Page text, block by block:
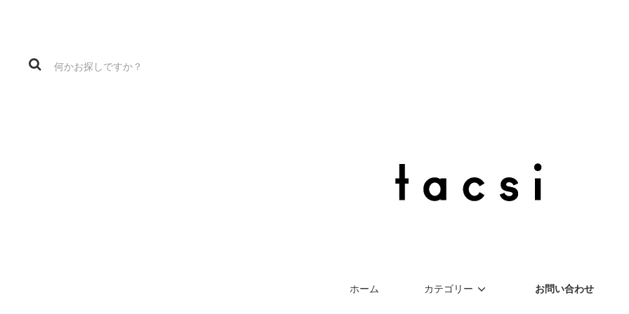
ホーム カテゴリー お問い合わせ